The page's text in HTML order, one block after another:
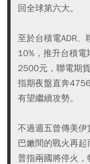
回全球第六大。
至於台積電ADR、
10%，推升台積
2500元，聯電期
指期夜盤直奔
有望繼續攻勢。
不過週五曾傳美
巴嫩間的戰火再
普指兩國將停火